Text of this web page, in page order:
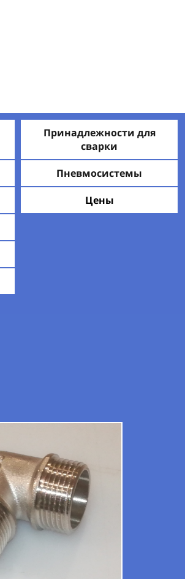
Принадлежности для
сварки
Пневмосистемы
Цены